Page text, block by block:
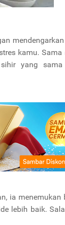
kamu. Sama
yang
ia menemukan
lebih baik.